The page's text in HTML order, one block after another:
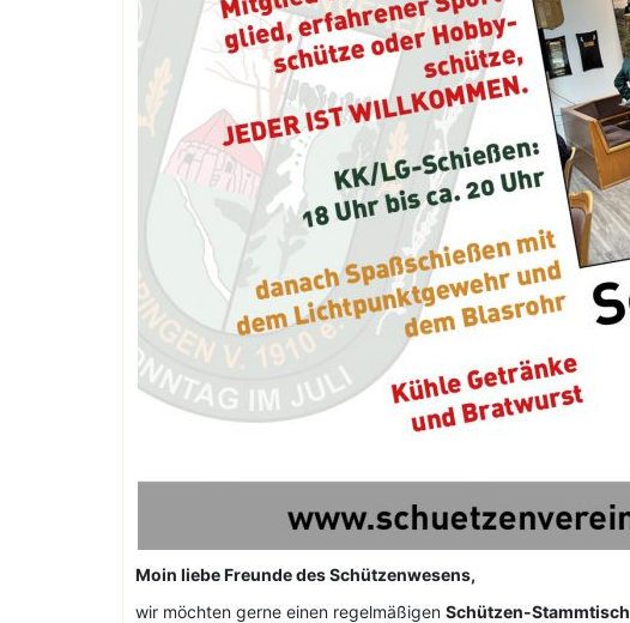
Moin liebe Freunde des Schützenwesens,
wir möchten gerne einen regelmäßigen Schützen-Stammtisch